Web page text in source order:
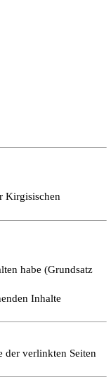
Kirgisischen
habe (Grundsatz
Inhalte
der verlinkten Seiten